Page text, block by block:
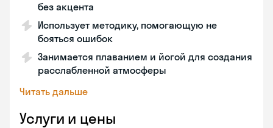
без акцента
Использует методику, помогающую не
бояться ошибок
Занимается плаванием и йогой для создания
расслабленной атмосферы
Читать дальше
Услуги и цены